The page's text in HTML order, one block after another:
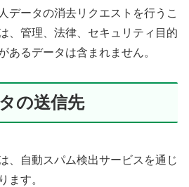
データの消去リクエストを行うこ
、管理、法律、セキュリティ目的
あるデータは含まれません。
の送信先
、自動スパム検出サービスを通じ
ます。